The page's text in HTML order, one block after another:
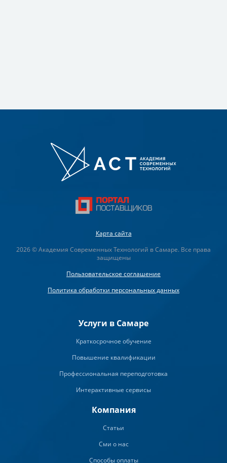
Карта сайта
2026 © Академия Современных Технологий в Самаре. Все права
защищены
Пользовательское соглашение
Политика обработки персональных данных
Услуги в Самаре
Краткосрочное обучение
Повышение квалификации
Профессиональная переподготовка
Интерактивные сервисы
Компания
Статьи
Сми о нас
Способы оплаты